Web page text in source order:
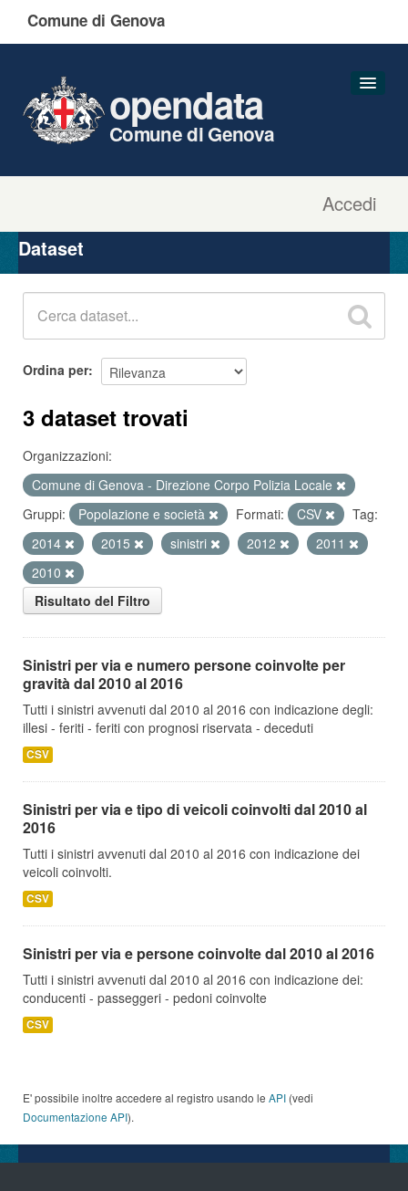
Comune di Genova
Accedi
opendata
Comune di Genova
Organizzazioni
Gruppi
Dataset
Ordina per
3 dataset trovati
Organizzazioni:
Comune di Genova - Direzione Corpo Polizia Locale
Gruppi:
Popolazione e società Formati: CSV
Tag:
2014
2015 sinistri 2012
2011
2010
Risultato del Filtro
Sinistri per via e numero persone coinvolte per
gravità dal 2010 al 2016
Tutti i sinistri avvenuti dal 2010 al 2016 con indicazione degli:
illesi - feriti - feriti con prognosi riservata - deceduti
CSV
Sinistri per via e tipo di veicoli coinvolti dal 2010 al
2016
Tutti i sinistri avvenuti dal 2010 al 2016 con indicazione dei
veicoli coinvolti.
CSV
Sinistri per via e persone coinvolte dal 2010 al 2016
Tutti i sinistri avvenuti dal 2010 al 2016 con indicazione dei:
conducenti - passeggeri - pedoni coinvolte
CSV
E' possibile inoltre accedere al registro usando le API (vedi
Documentazione API).